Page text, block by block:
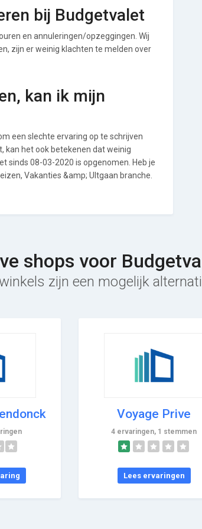
bij Budgetvalet
en annuleringen/opzeggingen. Wij
zijn er weinig klachten te melden over
kan ik mijn
een slechte ervaring op te schrijven
kan het ook betekenen dat weinig
sinds 08-03-2020 is opgenomen. Heb je
Vakanties &amp; UItgaan branche.
shops voor
zijn een mogelijk
Voyage Prive
4 ervaringen, 1 stemmen
Lees ervaringen